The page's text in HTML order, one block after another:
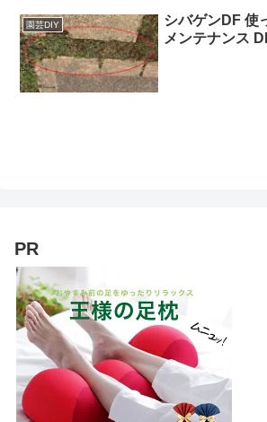
園芸DIY
シバゲンDF 使
メンテナンス
PR